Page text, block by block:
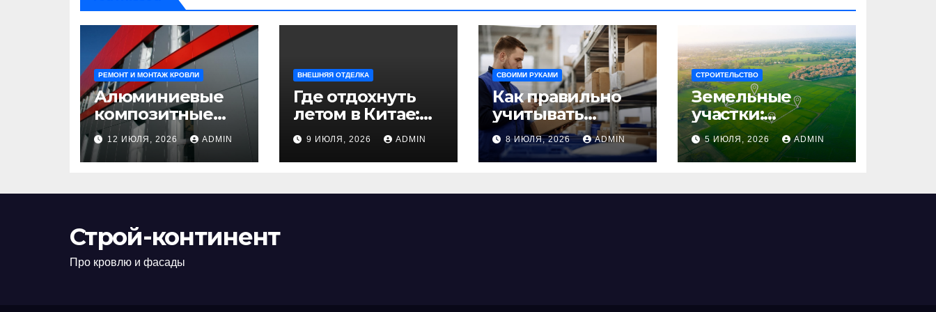
РЕМОНТ И МОНТАЖ КРОВЛИ
Алюминиевые
композитные
панели:
универсальное
решение для
12 ИЮЛЯ, 2026 ADMIN
ВНЕШНЯЯ ОТДЕЛКА
Где отдохнуть
летом в Китае:
лучшие
направления
для
9 ИЮЛЯ, 2026 ADMIN
СВОИМИ РУКАМИ
Как правильно
учитывать
рабочее время
сотрудников:
советы для
8 ИЮЛЯ, 2026 ADMIN
СТРОИТЕЛЬСТВО
Земельные
участки:
правовые
аспекты, виды и
возможности
5 ИЮЛЯ, 2026 ADMIN
Строй-континент
Про кровлю и фасады